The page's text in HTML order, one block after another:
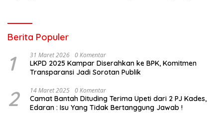
Berita Populer
1 31 Maret 2026 0 Komentar
LKPD 2025 Kampar Diserahkan ke BPK, Komitmen
Transparansi Jadi Sorotan Publik
2 14 Maret 2025 0 Komentar
Camat Bantah Dituding Terima Upeti dari 2 PJ Kades,
Edaran : Isu Yang Tidak Bertanggung Jawab !